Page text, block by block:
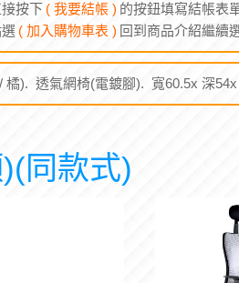
按下 ( 我要結帳 ) 的按鈕填寫結帳表
( 加入購物車表 ) 回到商品介紹繼續
橘). 透氣網椅(電鍍腳). 寬60.5x 深
同款式)